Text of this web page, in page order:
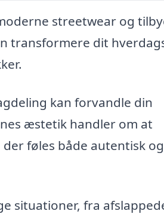
streetwear og
transformere dit
kan forvandle din
æstetik handler om at
føles både autentisk og
situationer, fra